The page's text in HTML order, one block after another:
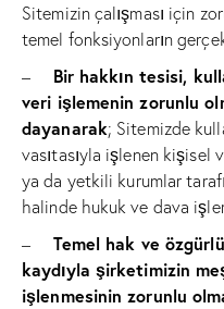
Sitemizin çalışması için
temel fonksiyonların
– Bir hakkın tesisi,
veri işlemenin zorunlu
dayanarak; Sitemizde
vasıtasıyla işlenen kişisel
ya da yetkili kurumlar
halinde hukuk ve dava
– Temel hak ve
kaydıyla şirketimizin
işlenmesinin zorunlu